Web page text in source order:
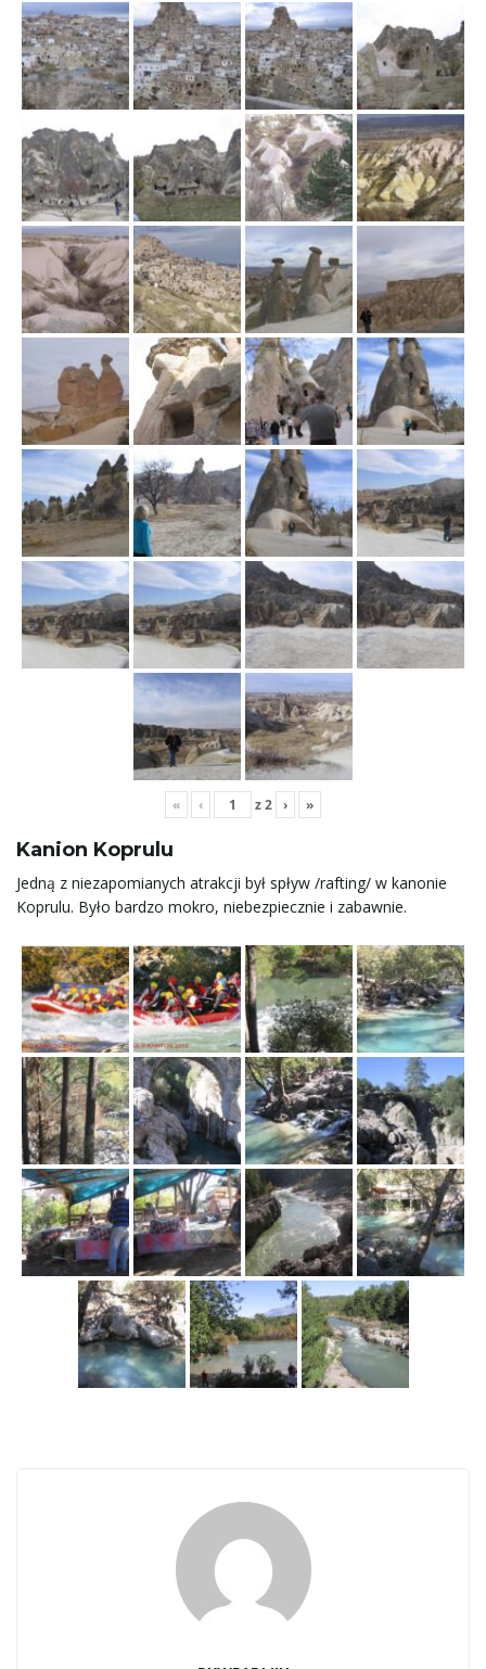
« ‹ z2 › »
Kanion Koprulu
Jedną z niezapomianych atrakcji był spływ /rafting/ w kanonie
Koprulu. Było bardzo mokro, niebezpiecznie i zabawnie.